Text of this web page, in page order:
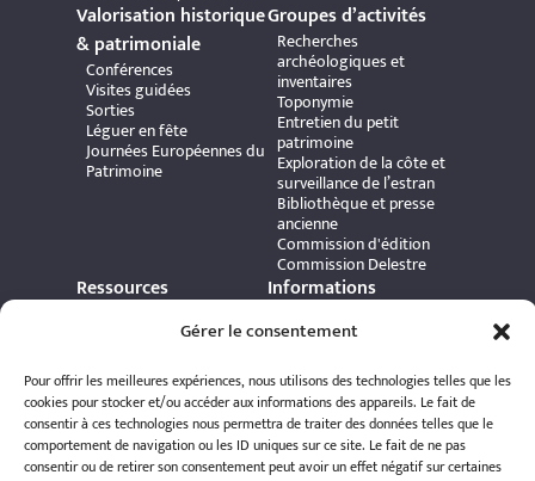
Gérer le consentement
Pour offrir les meilleures expériences, nous utilisons des technologies telles que les
cookies pour stocker et/ou accéder aux informations des appareils. Le fait de
consentir à ces technologies nous permettra de traiter des données telles que le
comportement de navigation ou les ID uniques sur ce site. Le fait de ne pas
consentir ou de retirer son consentement peut avoir un effet négatif sur certaines
Valorisation historique
& patrimoniale
Conférences
Visites guidées
Sorties
Léguer en fête
Journées Européennes du
Patrimoine
Groupes d’activités
Recherches
archéologiques et
inventaires
Toponymie
Entretien du petit
patrimoine
Exploration de la côte et
surveillance de l’estran
Bibliothèque et presse
ancienne
Commission d'édition
Commission Delestre
Ressources
Bibliothèque numérique
Archives patrimoniales
Bretania
Informations
Contact
Politique de
confidentialité
Politique de cookies
Mentions légales
Espace éditeur